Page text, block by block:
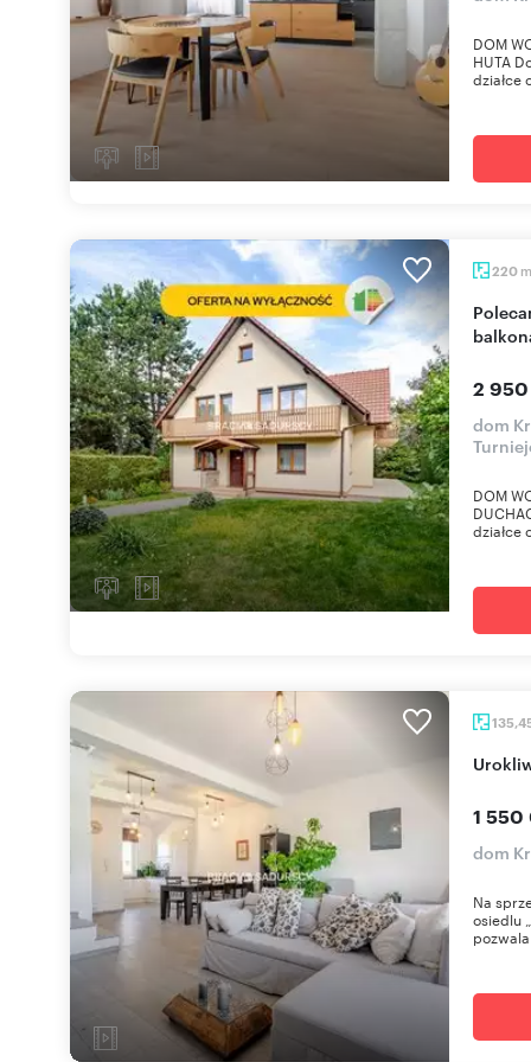
DOM
HUTA
działce
220 m
Polecam przestronny dom 220 m² z garażem i
2
dom
DOM
działce
1 550
dom
Na
osiedlu